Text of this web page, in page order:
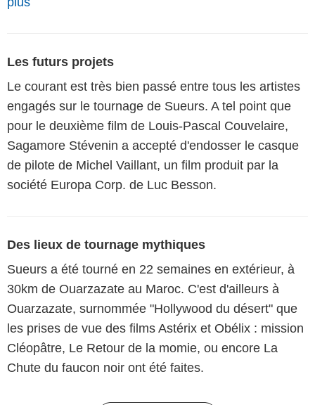
Les futurs projets
Le courant est très bien passé entre tous les artistes
engagés sur le tournage de Sueurs. A tel point que
pour le deuxième film de Louis-Pascal Couvelaire,
Sagamore Stévenin a accepté d'endosser le casque
de pilote de Michel Vaillant, un film produit par la
société Europa Corp. de Luc Besson.
Des lieux de tournage mythiques
Sueurs a été tourné en 22 semaines en extérieur, à
30km de Ouarzazate au Maroc. C'est d'ailleurs à
Ouarzazate, surnommée "Hollywood du désert" que
les prises de vue des films Astérix et Obélix : mission
Cléopâtre, Le Retour de la momie, ou encore La
Chute du faucon noir ont été faites.